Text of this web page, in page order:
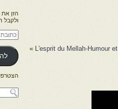
L'esprit du Mellah-Humour
»
הזן
ולקבל
כתובת
דואר
הצטרפו ל 239